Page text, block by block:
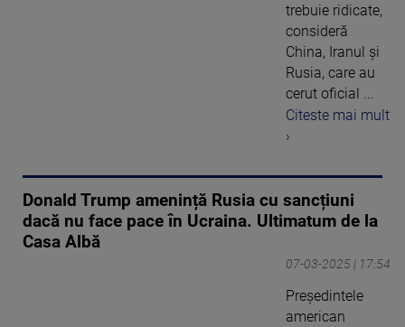
trebuie ridicate,
consideră
China, Iranul şi
Rusia, care au
cerut oficial ...
Citeste mai mult
›
Donald Trump amenință Rusia cu sancțiuni
dacă nu face pace în Ucraina. Ultimatum de la
Casa Albă
07-03-2025 | 17:54
Preşedintele
american